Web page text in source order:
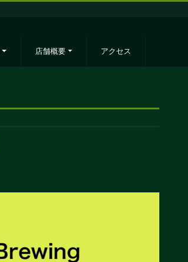
店舗概要 アクセス